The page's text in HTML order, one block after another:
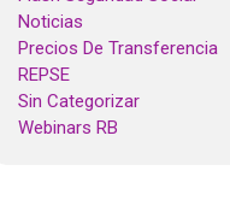
Noticias
Precios De Transferencia
REPSE
Sin Categorizar
Webinars RB